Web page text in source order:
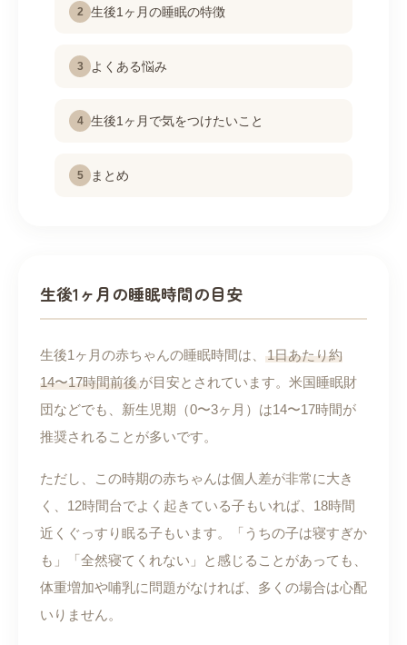
2 生後1ヶ月の睡眠の特徴
3 よくある悩み
4 生後1ヶ月で気をつけたいこと
5 まとめ
生後1ヶ月の睡眠時間の目安
生後1ヶ月の赤ちゃんの睡眠時間は、
1日あたり約
14〜17時間前後が目安とされています。米国睡眠財
団などでも、新生児期（0〜3ヶ月）は14〜17時間が
推奨されることが多いです。
ただし、この時期の赤ちゃんは個人差が非常に大き
く、12時間台でよく起きている子もいれば、18時間
近くぐっすり眠る子もいます。「うちの子は寝すぎか
も」「全然寝てくれない」と感じることがあっても、
体重増加や哺乳に問題がなければ、多くの場合は心配
いりません。